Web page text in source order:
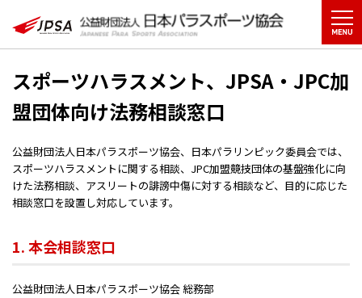
スポーツハラスメント、 JPSA・JPC加
盟団体向け法務相談窓口
公益財団法人日本パラスポーツ協会、日本パラリンピック委員会では、
スポーツハラスメントに関する相談、JPC加盟競技団体の基盤強化に向
けた法務相談、アスリートの誹謗中傷に対する相談など、目的に応じた
相談窓口を設置し対応しています。
1. 本会相談窓口
公益財団法人日本パラスポーツ協会 総務部